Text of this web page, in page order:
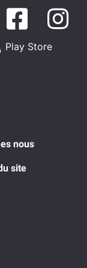
Play Store
nous
site